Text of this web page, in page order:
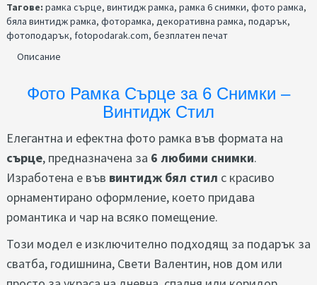
Тагове: рамка сърце, винтидж рамка, рамка 6 снимки, фото рамка,
бяла винтидж рамка, фоторамка, декоративна рамка, подарък,
фотоподарък, fotopodarak.com, безплатен печат
Описание
Фото Рамка Сърце за 6 Снимки –
Винтидж Стил
Елегантна и ефектна фото рамка във формата на
сърце, предназначена за 6 любими снимки.
Изработена е във винтидж бял стил с красиво
орнаментирано оформление, което придава
романтика и чар на всяко помещение.
Този модел е изключително подходящ за подарък за
сватба, годишнина, Свети Валентин, нов дом или